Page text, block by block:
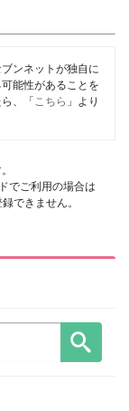
ンネットが独自に
能性があることを
、「 こちら 」より
でご利用の場合は
できません。